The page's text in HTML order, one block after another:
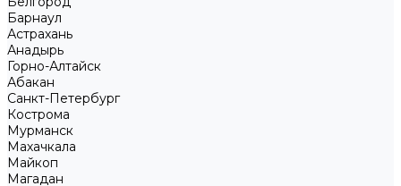
Барнаул
Астрахань
Анадырь
Горно-Алтайск
Абакан
Санкт-Петербург
Кострома
Мурманск
Махачкала
Майкоп
Магадан